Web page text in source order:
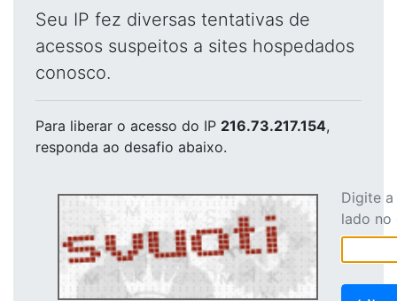
Seu IP fez diversas tentativas de
acessos suspeitos a sites hospedados
conosco.
Para liberar o acesso do IP 216.73.217.154,
responda ao desafio abaixo.
Digite
lado no